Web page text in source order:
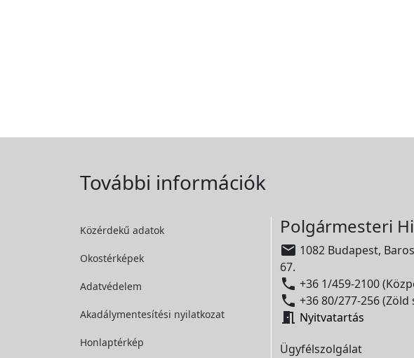
További információk
Közérdekű adatok
Okostérképek
Adatvédelem
Akadálymentesítési nyilatkozat
Honlaptérkép
Polgármesteri
 1082 Budapest,
67.
 +36 1/459-2100
 +36 80/277-256 (Zöld
 Nyitvatartás
Ügyfélszolgálat